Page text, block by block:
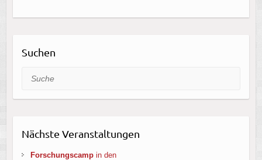
Suchen
Suche
Nächste Veranstaltungen
Forschungscampin den